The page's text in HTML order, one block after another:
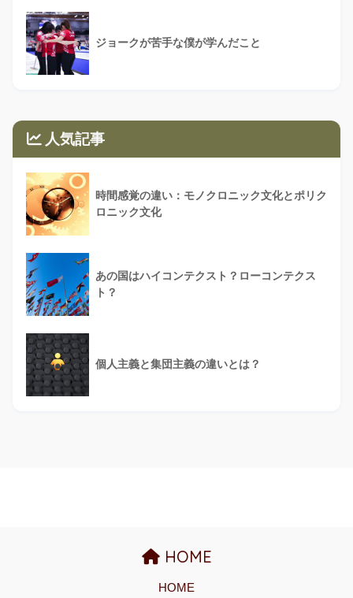
ジョークが苦手な僕が学んだこと
人気記事
時間感覚の違い：モノクロニック文化とポリク
ロニック文化
あの国はハイコンテクスト？ローコンテクス
ト？
個人主義と集団主義の違いとは？
HOME
HOME